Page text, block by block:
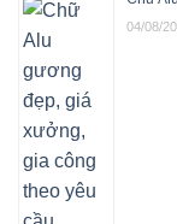
04/08/